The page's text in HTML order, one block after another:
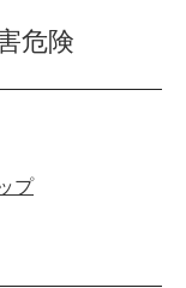
危険
プ